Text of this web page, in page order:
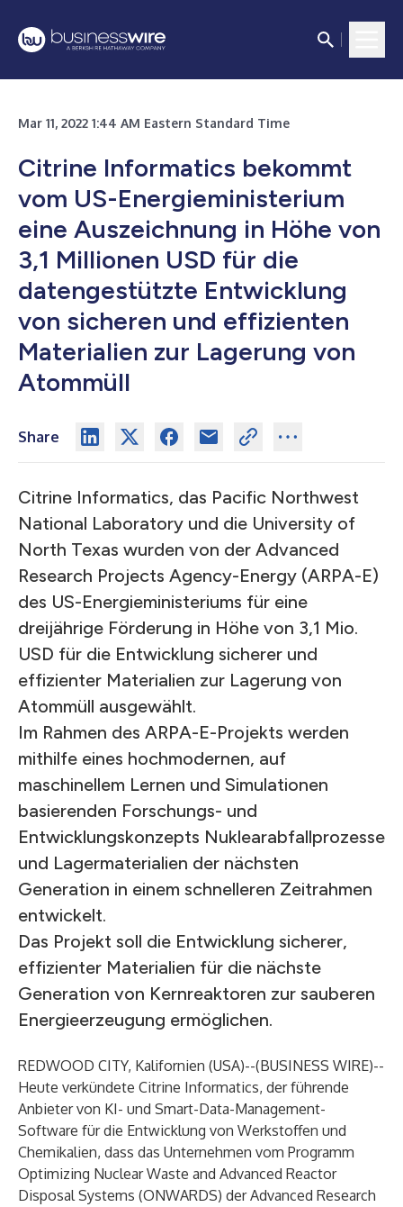
Mar 11, 2022 1:44 AM Eastern Standard Time
Citrine Informatics bekommt
vom US-Energieministerium
eine Auszeichnung in Höhe von
3,1 Millionen USD für die
datengestützte Entwicklung
von sicheren und effizienten
Materialien zur Lagerung von
Atommüll
Share
Citrine Informatics, das Pacific Northwest
National Laboratory und die University of
North Texas wurden von der Advanced
Research Projects Agency-Energy (ARPA-E)
des US-Energieministeriums für eine
dreijährige Förderung in Höhe von 3,1 Mio.
USD für die Entwicklung sicherer und
effizienter Materialien zur Lagerung von
Atommüll ausgewählt.
Im Rahmen des ARPA-E-Projekts werden
mithilfe eines hochmodernen, auf
maschinellem Lernen und Simulationen
basierenden Forschungs- und
Entwicklungskonzepts Nuklearabfallprozesse
und Lagermaterialien der nächsten
Generation in einem schnelleren Zeitrahmen
entwickelt.
Das Projekt soll die Entwicklung sicherer,
effizienter Materialien für die nächste
Generation von Kernreaktoren zur sauberen
Energieerzeugung ermöglichen.
REDWOOD CITY, Kalifornien (USA)--(BUSINESS WIRE)--
Heute verkündete Citrine Informatics, der führende
Anbieter von KI- und Smart-Data-Management-
Software für die Entwicklung von Werkstoffen und
Chemikalien, dass das Unternehmen vom Programm
Optimizing Nuclear Waste and Advanced Reactor
Disposal Systems (ONWARDS) der Advanced Research